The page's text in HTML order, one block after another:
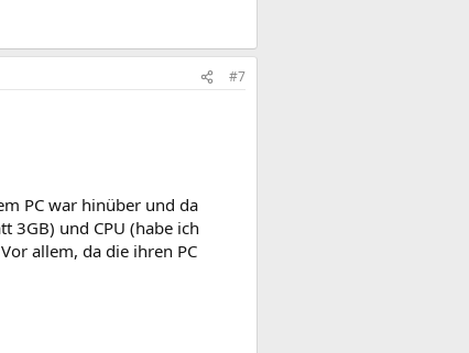
#7
PC war hinüber und da
3GB) und CPU (habe ich
allem, da die ihren PC